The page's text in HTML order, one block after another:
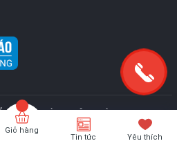
PHẦN SX VÀ TM TÂN HOÀNG KIM.Cung
Giỏ hàng
Tin tức Yêu thích